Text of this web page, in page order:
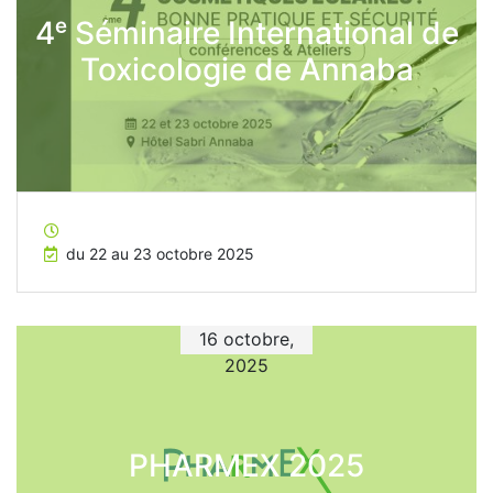
4ᵉ Séminaire International de
Toxicologie de Annaba
du 22 au 23 octobre 2025
16 octobre,
2025
PHARMEX 2025